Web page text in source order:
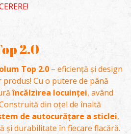
2.0
Top 2.0 – eficiență și design
Cu o putere de până
încălzirea locuinței, având
din oțel de înaltă
de autocurățare a sticlei,
și durabilitate în fiecare flacără.